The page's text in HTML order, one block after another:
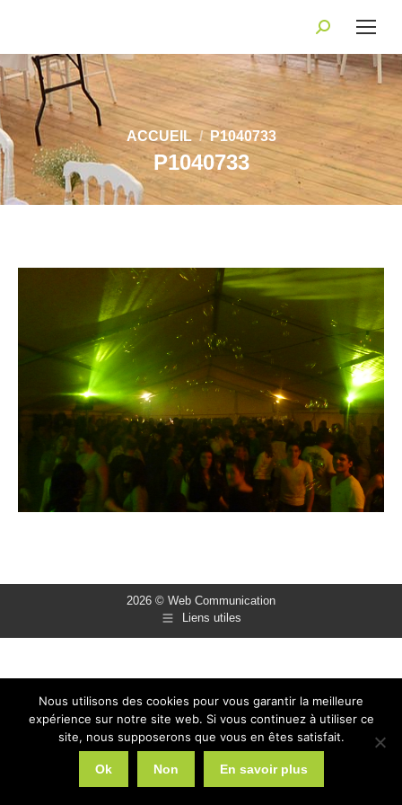
Recherche
:
Vous êtes ici :
ACCUEIL P1040733
P1040733
2026 © Web Communication
Liens utiles
Nous utilisons des cookies pour vous garantir la meilleure
expérience sur notre site web. Si vous continuez à utiliser ce
site, nous supposerons que vous en êtes satisfait.
Ok Non En savoir plus